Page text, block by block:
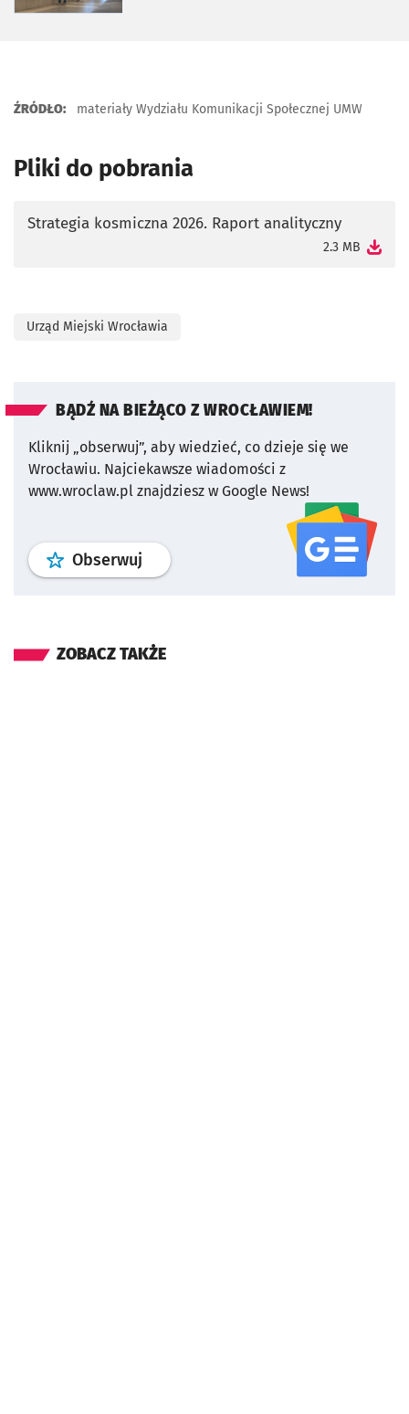
ŹRÓDŁO: materiały Wydziału Komunikacji Społecznej UMW
Pliki do pobrania
Strategia kosmiczna 2026. Raport analityczny
2.3 MB
Urząd Miejski Wrocławia
BĄDŹ NA BIEŻĄCO Z WROCŁAWIEM!
Kliknij „obserwuj”, aby wiedzieć, co dzieje się we
Wrocławiu. Najciekawsze wiadomości z
www.wroclaw.pl znajdziesz w Google News!
Obserwuj profil serwisu
ZOBACZ TAKŻE